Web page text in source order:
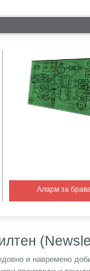
Аларм за
и навремено